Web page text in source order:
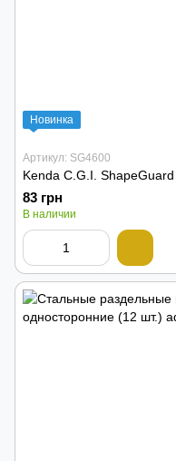
Новинка
Артикул: SG4600
Kenda C.G.I.
83 грн
В наличии